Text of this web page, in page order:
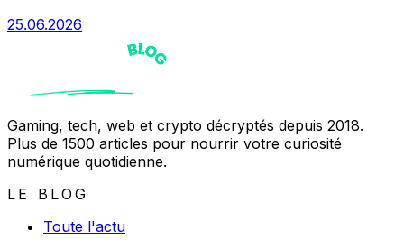
25.06.2026
Gaming, tech, web et crypto décryptés depuis 2018.
Plus de 1500 articles pour nourrir votre curiosité
numérique quotidienne.
LE BLOG
Toute l'actu